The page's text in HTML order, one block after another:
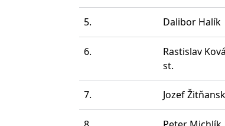
5. Dalibor Halík
6.
Rastislav
st.
7. Jozef